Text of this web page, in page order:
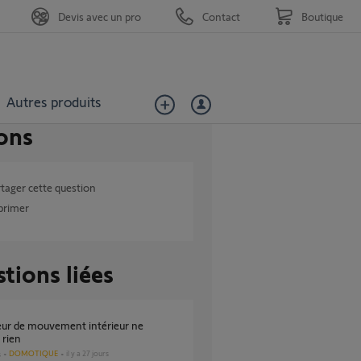
Autres produits
Devis avec un pro Contact Boutique
cette question
liées
rien
DOMOTIQUE il y a 27 jours